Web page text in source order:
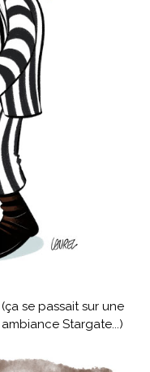
se passait sur une
Stargate...)